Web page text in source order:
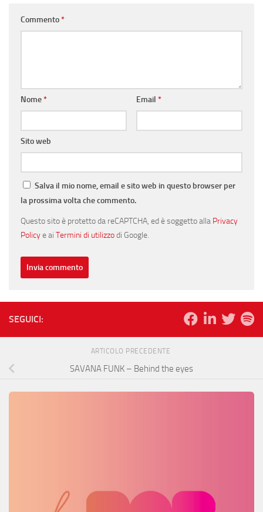
Commento*
Nome* Email *
Sito web
Salva il mio nome, email e sito web in questo browser per
la prossima volta che commento.
Questo sito è protetto da reCAPTCHA, ed è soggetto alla Privacy
Policye ai Termini di utilizzodi Google.
SEGUICI:
ARTICOLO PRECEDENTE
SAVANA FUNK – Behind the eyes